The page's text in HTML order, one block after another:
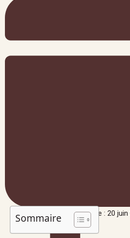
Publié le : 20 juin
Sommaire